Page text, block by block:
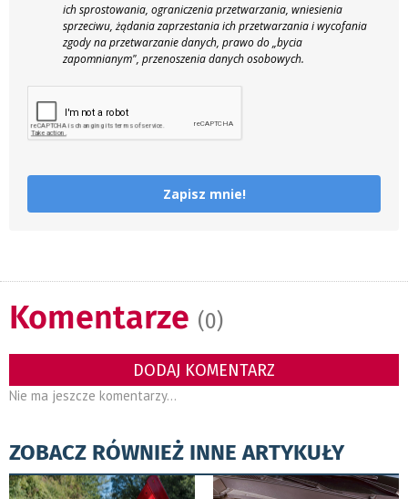
ich sprostowania, ograniczenia przetwarzania, wniesienia
sprzeciwu, żądania zaprzestania ich przetwarzania i wycofania
zgody na przetwarzanie danych, prawo do „bycia
zapomnianym", przenoszenia danych osobowych.
Zapisz mnie!
Komentarze (0)
DODAJ KOMENTARZ
Nie ma jeszcze komentarzy...
ZOBACZ RÓWNIEŻ INNE ARTYKUŁY